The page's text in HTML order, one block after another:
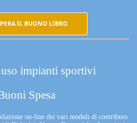
IL BUONO LIBRO
impianti sportivi
Spesa
on-line dei vari moduli di contributo